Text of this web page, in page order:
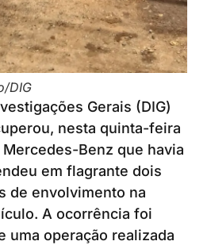
DIG
Gerais (DIG)
nesta quinta-feira
Benz que havia
em flagrante dois
de envolvimento na
A ocorrência foi
uma operação realizada